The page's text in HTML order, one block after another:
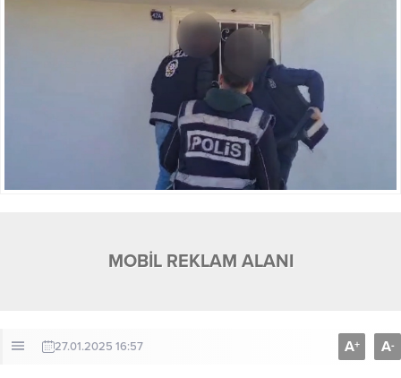
MOBİL REKLAM ALANI
27.01.2025 16:57 A+ A-